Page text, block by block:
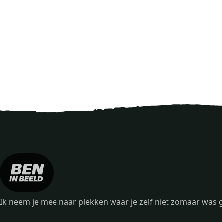
Ik neem je mee naar plekken waar je zelf niet zomaar was